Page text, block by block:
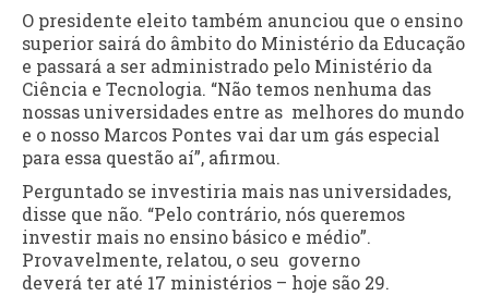
O presidente eleito também anunciou que o ensino
superior sairá do âmbito do Ministério da Educação
e passará a ser administrado pelo Ministério da
Ciência e Tecnologia. “Não temos nenhuma das
nossas universidades entre as melhores do mundo
e o nosso Marcos Pontes vai dar um gás especial
para essa questão aí”, afirmou.
Perguntado se investiria mais nas universidades,
disse que não. “Pelo contrário, nós queremos
investir mais no ensino básico e médio”.
Provavelmente, relatou, o seu governo
deverá ter até 17 ministérios – hoje são 29.